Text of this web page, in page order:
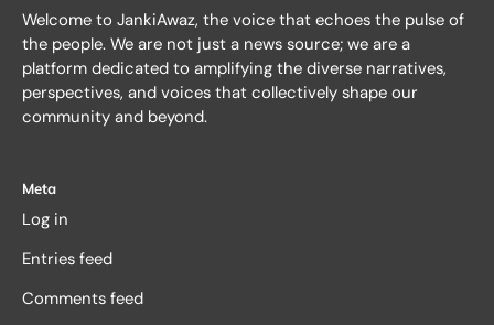
Welcome to JankiAwaz, the voice that echoes the pulse of
the people. We are not just a news source; we are a
platform dedicated to amplifying the diverse narratives,
perspectives, and voices that collectively shape our
community and beyond.
Meta
Log in
Entries feed
Comments feed